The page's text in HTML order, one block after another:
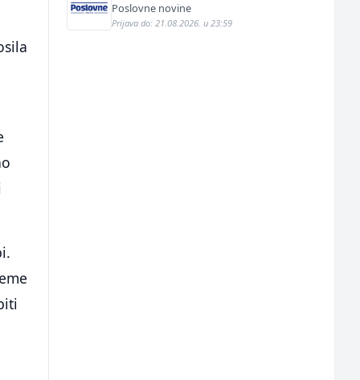
Poslovne novine
Prijava do: 21.08.2026. u 23:59